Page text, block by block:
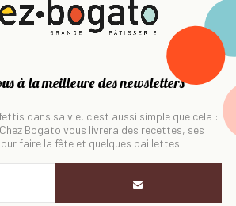
à la meilleure des newsletters
dans sa vie, c'est aussi simple que cela :
Bogato vous livrera des recettes, ses
faire la fête et quelques paillettes.